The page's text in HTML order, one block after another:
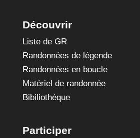
Découvrir
Liste de GR
Randonnées de légende
Randonnées en boucle
Matériel de randonnée
Bibiliothèque
Participer